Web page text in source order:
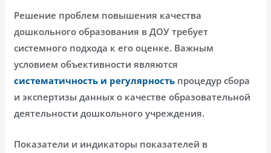
Решение проблем повышения качества
дошкольного образования в ДОУ требует
системного подхода к его оценке. Важным
условием объективности являются
систематичность и регулярность процедур сбора
и экспертизы данных о качестве образовательной
деятельности дошкольного учреждения.
Показатели и индикаторы показателей в